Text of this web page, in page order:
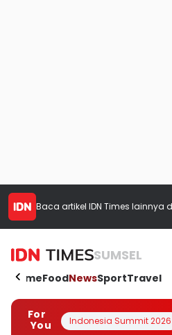
Baca artikel IDN Times lainnya
SUMSEL
HomeFoodNewsSportTravel
For
You
Indonesia Summit 2026